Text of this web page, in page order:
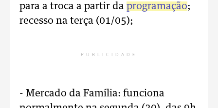
para a troca a partir da programação;
recesso na terça (01/05);
PUBLICIDADE
- Mercado da Família: funciona